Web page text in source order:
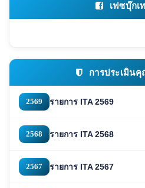
เฟซบุ๊กเ
การประเมิน
2569 รายการ ITA 2569
2568 รายการ ITA 2568
2567 รายการ ITA 2567